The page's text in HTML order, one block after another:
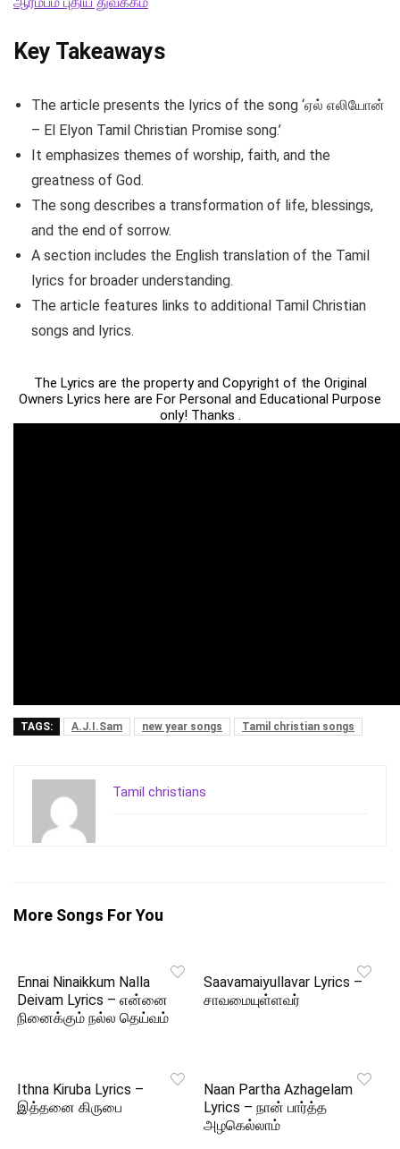
Key Takeaways
The article presents the lyrics of the song ‘ஏல் எலியோன்
– El Elyon Tamil Christian Promise song.’
It emphasizes themes of worship, faith, and the
greatness of God.
The song describes a transformation of life, blessings,
and the end of sorrow.
A section includes the English translation of the Tamil
lyrics for broader understanding.
The article features links to additional Tamil Christian
songs and lyrics.
The Lyrics are the property and Copyright of the Original
Owners Lyrics here are For Personal and Educational Purpose
only! Thanks .
TAGS: A.J.I.Sam new year songs Tamil christian songs
Tamil christians
More Songs For You
Ennai Ninaikkum Nalla
Deivam Lyrics – என்னை
நினைக்கும் நல்ல தெய்வம்
Saavamaiyullavar Lyrics –
சாவமையுள்ளவர்
Ithna Kiruba Lyrics –
இத்தனை கிருபை
Naan Partha Azhagelam
Lyrics – நான் பார்த்த
அழகெல்லாம்